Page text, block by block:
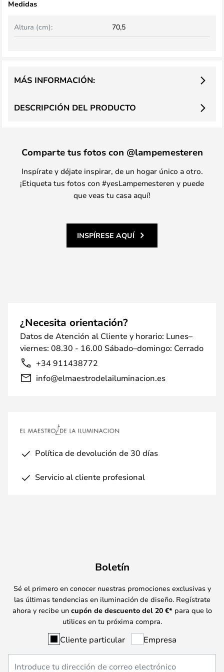
Medidas
Altura (cm): 70,5
DESCRIPCIÓN DEL PRODUCTO
MÁS INFORMACIÓN:
Comparte tus fotos con @lampemesteren
Inspírate y déjate inspirar, de un hogar único a otro.
¡Etiqueta tus fotos con #yesLampemesteren y puede
que veas tu casa aquí!
INSPÍRESE AQUÍ
¿Necesita orientación?
Datos de Atención al Cliente y horario: Lunes–
viernes: 08.30 - 16.00 Sábado–domingo: Cerrado
+34 911438772
info@elmaestrodelailuminacion.es
Política de devolución de 30 días
Servicio al cliente profesional
Boletín
Sé el primero en conocer nuestras promociones exclusivas y
las últimas tendencias en iluminación de diseño. Regístrate
ahora y recibe un cupón de descuento del 20 €* para que lo
utilices en tu próxima compra.
Cliente particular Empresa